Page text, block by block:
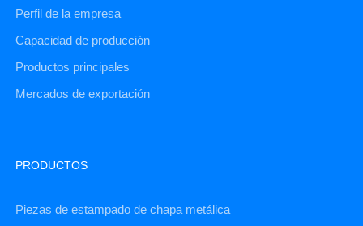
Perfil de la empresa
Capacidad de producción
Productos principales
Mercados de exportación
PRODUCTOS
Piezas de estampado de chapa metálica